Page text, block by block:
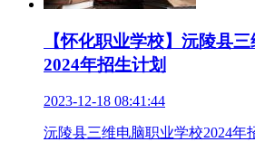
【怀化职业学校】沅陵县
2024年招生计划
2023-12-18 08:41:44
沅陵县三维电脑职业学校2024年